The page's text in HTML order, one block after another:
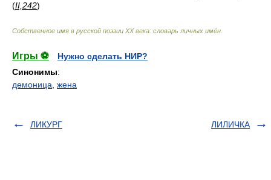
(II,242)
Собственное имя в русской поэзии XX века: словарь личных имён
Игры ⚽
Нужно сделать НИР?
Синонимы:
демоница жена
ЛИКУРГ ЛИЛИЧКА